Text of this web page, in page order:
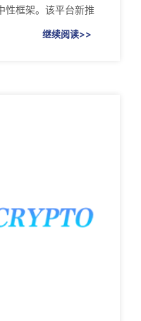
性框架。该平台新推
继续阅读>>